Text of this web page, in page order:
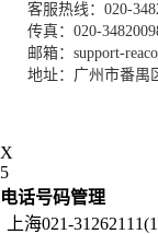
客服热线：020-
传真：020-
邮箱：support-
地址：广州市番禺
X
5
电话号码管理
上海021-